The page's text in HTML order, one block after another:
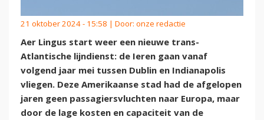
21 oktober 2024 - 15:58 | Door: onze redactie
Aer Lingus start weer een nieuwe trans-
Atlantische lijndienst: de Ieren gaan vanaf
volgend jaar mei tussen Dublin en Indianapolis
vliegen. Deze Amerikaanse stad had de afgelopen
jaren geen passagiersvluchten naar Europa, maar
door de lage kosten en capaciteit van de